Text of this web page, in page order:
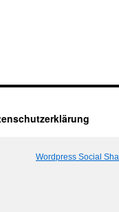
Wordpress Social